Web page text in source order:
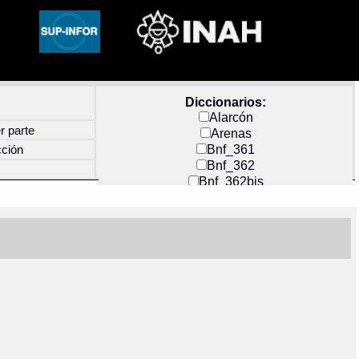
Diccionarios:
Alarcón
Arenas
Bnf_361
Bnf_362
Bnf_362bis
Docs_México
parte